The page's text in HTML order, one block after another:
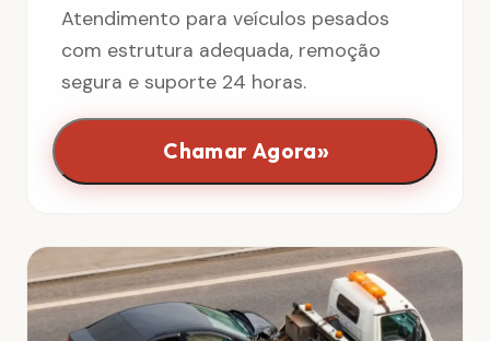
Atendimento para veículos pesados
com estrutura adequada, remoção
segura e suporte 24 horas.
Chamar Agora»